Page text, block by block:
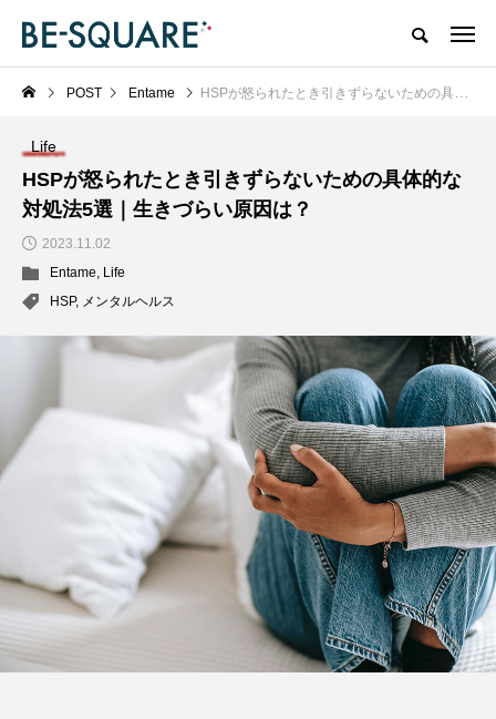
POST Entame HSPが怒られたとき引きずらないための具体的な対処法5選｜生きづらい原因は？
Life
HSPが怒られたとき引きずらないための具体的な
対処法5選｜生きづらい原因は？
2023.11.02
Entame, Life
HSP, メンタルヘルス